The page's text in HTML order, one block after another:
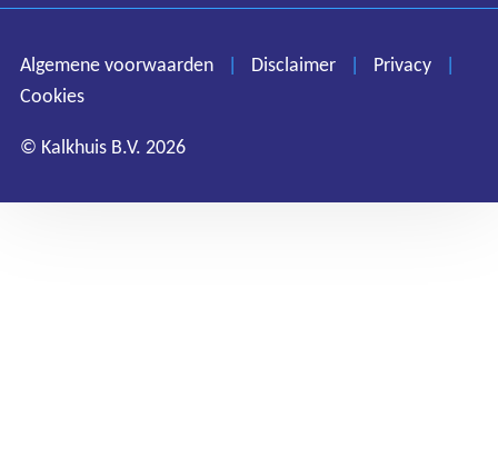
Disclaimer
Privacy
Algemene voorwaarden | Disclaimer | Privacy
|
Cookies
© Kalkhuis B.V. 2026